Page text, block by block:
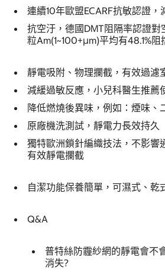
連續10年歐盟ECARF抗敏認證，
抗空汙，德國DMT阻隔率認證對
粒Am(1~100+µm)平均有48.1%阻
靜電吸附、物理攔截，有效過濾
減緩過敏反應，小兒科醫生推薦
降低燃燒後異味，例如：煙味、
原廠機洗測試，靜電力長效持久
獨特歐洲鎖針編織技法，不影響
有效靜電攔截
自潔功能保養簡單，可濕式、乾
Q&A
普特絲防霾紗網的靜電會不
消失?